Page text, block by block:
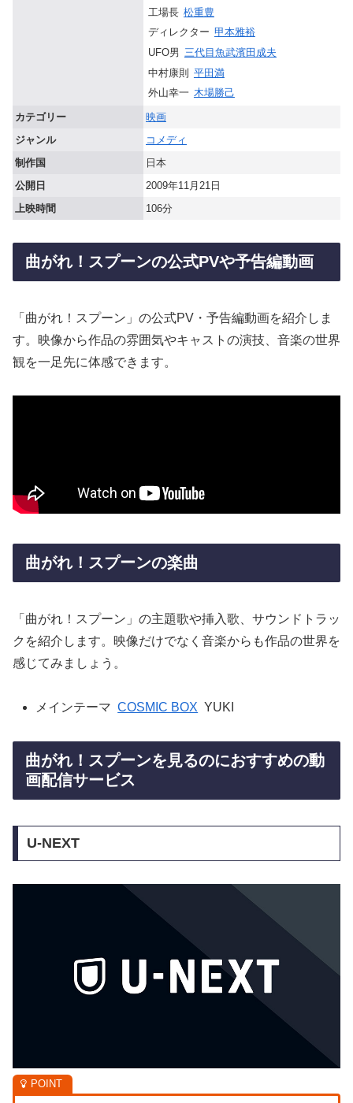
工場長 松重豊
ディレクター 甲本雅裕
UFO男 三代目魚武濱田成夫
中村康則 平田満
外山幸一 木場勝己
カテゴリー
映画
ジャンル
コメディ
制作国
日本
公開日
2009年11月21日
上映時間
106分
曲がれ！スプーンの公式PVや予告編動画
「曲がれ！スプーン」の公式PV・予告編動画を紹介しま
す。映像から作品の雰囲気やキャストの演技、音楽の世界
観を一足先に体感できます。
曲がれ！スプーンの楽曲
「曲がれ！スプーン」の主題歌や挿入歌、サウンドトラッ
クを紹介します。映像だけでなく音楽からも作品の世界を
感じてみましょう。
メインテーマ COSMIC BOX YUKI
曲がれ！スプーンを見るのにおすすめの動
画配信サービス
U-NEXT